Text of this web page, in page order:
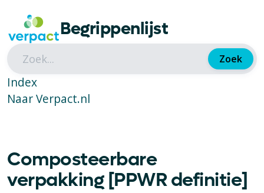
Begrippenlijst
Zoek
Index
Naar Verpact.nl
Composteerbare
verpakking [PPWR definitie]